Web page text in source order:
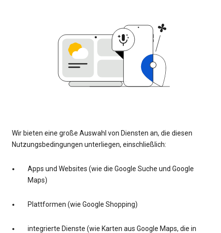
Wir bieten eine große Auswahl von Diensten an, die diesen
Nutzungsbedingungen unterliegen, einschließlich:
Apps und Websites (wie die Google Suche und Google
Maps)
Plattformen (wie Google Shopping)
integrierte Dienste (wie Karten aus Google Maps, die in